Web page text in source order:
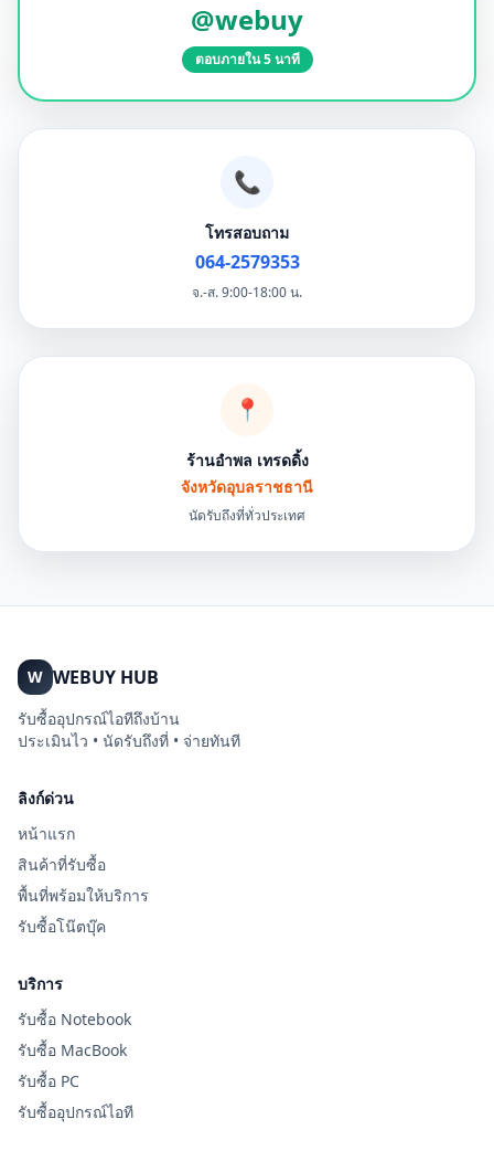
@webuy
ตอบภายใน 5 นาที
📞
โทรสอบถาม
064-2579353
จ.-ส. 9:00-18:00 น.
📍
ร้านอำพล เทรดดิ้ง
จังหวัดอุบลราชธานี
นัดรับถึงที่ทั่วประเทศ
W WEBUY HUB
รับซื้ออุปกรณ์ไอทีถึงบ้าน
ประเมินไว • นัดรับถึงที่ • จ่ายทันที
ลิงก์ด่วน
หน้าแรก
สินค้าที่รับซื้อ
พื้นที่พร้อมให้บริการ
รับซื้อโน๊ตบุ๊ค
บริการ
รับซื้อ Notebook
รับซื้อ MacBook
รับซื้อ PC
รับซื้ออุปกรณ์ไอที